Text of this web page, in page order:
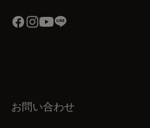
お問い合わせ